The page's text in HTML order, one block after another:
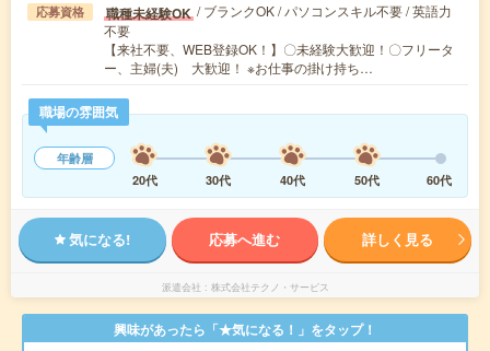
応募資格 職種未経験OK / ブランクOK / パソコンスキル不要 / 英語力
不要
【来社不要、WEB登録OK！】〇未経験大歓迎！〇フリータ
ー、主婦(夫) 大歓迎！ ※お仕事の掛け持ち…
職場の雰囲気
年齢層
20代
30代 40代 50代 60代
気になる! 応募へ進む 詳しく見る
派遣会社 株式会社テクノ・サービス
興味があったら「★気になる！」をタップ！